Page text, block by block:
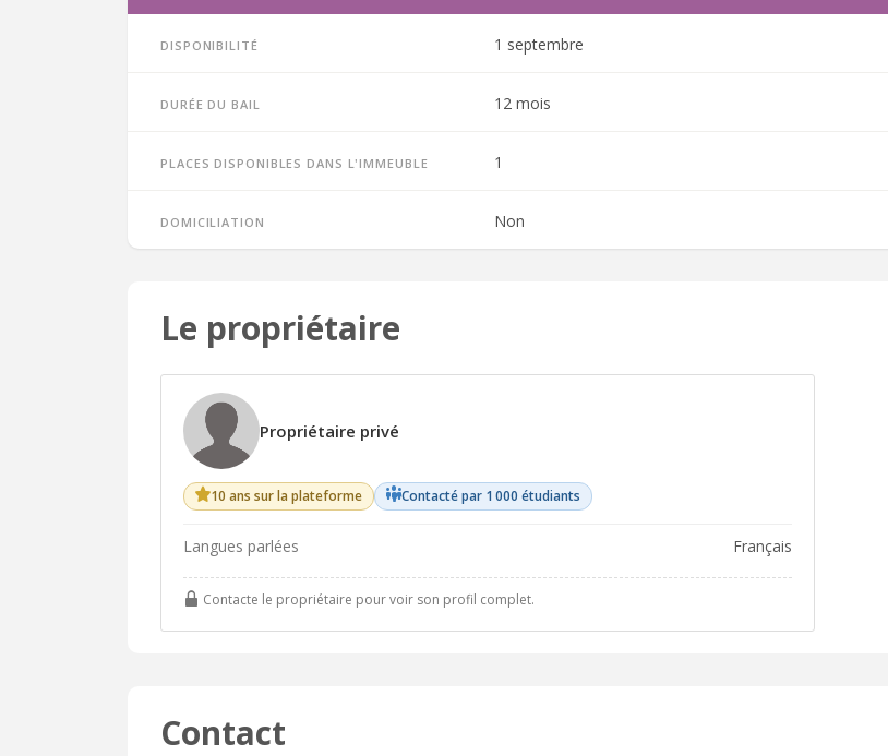
Disponibilité 1 septembre
Durée du bail 12 mois
Places disponibles dans l'immeuble 1
Domiciliation Non
Le propriétaire
Propriétaire privé
10 ans sur la plateforme Contacté par 1 000 étudiants
Langues parlées français
Contacte le propriétaire pour voir son profil complet.
Contact